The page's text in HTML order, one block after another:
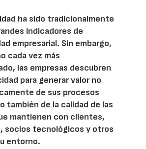
ha sido tradicionalmente
indicadores de
empresarial. Sin embargo,
cada vez más
las empresas descubren
para generar valor no
de sus procesos
también de la calidad de las
mantienen con clientes,
socios tecnológicos y otros
entorno.